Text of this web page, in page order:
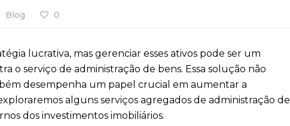
Blog 0
lucrativa, mas gerenciar esses ativos pode ser um
o serviço de administração de bens. Essa solução não
desempenha um papel crucial em aumentar a
alguns serviços agregados de administração de
dos investimentos imobiliários.